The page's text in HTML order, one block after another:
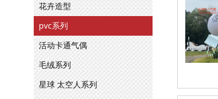
花卉造型
pvc系列
活动卡通气偶
毛绒系列
星球 太空人系列